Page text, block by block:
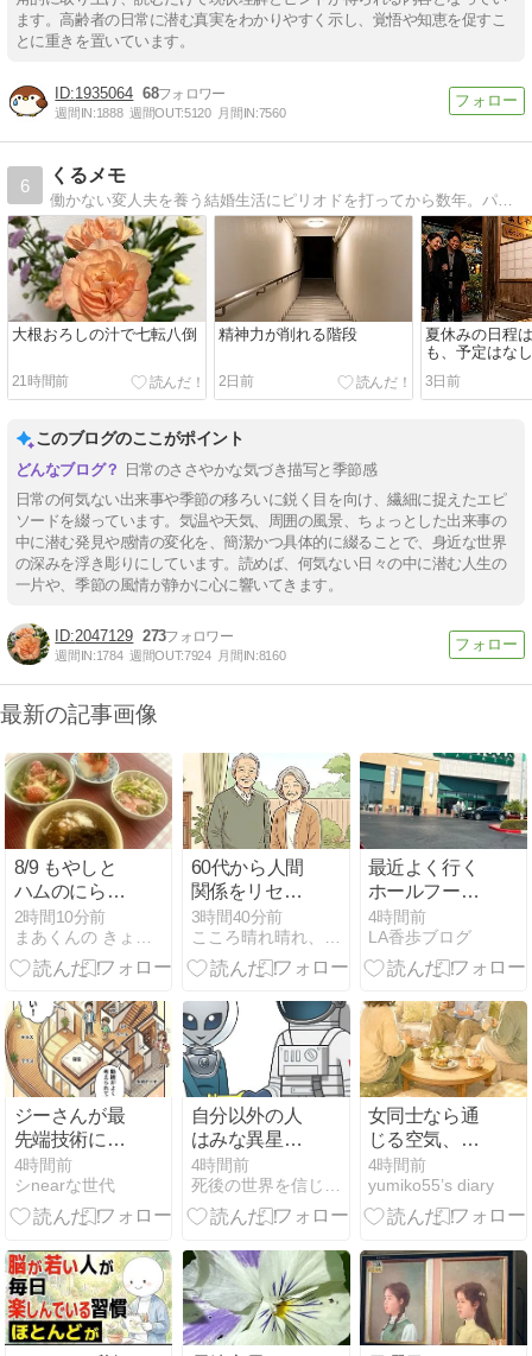
ます。高齢者の日常に潜む真実をわかりやすく示し、覚悟や知恵を促すこ
とに重きを置いています。
1935064 68
週間IN:1888 週間OUT:5120 月間IN:7560
6
くるメモ
働かない変人夫を養う結婚生活にピリオドを打ってから数年。パートと在宅の仕事でなんとか生計を立てています。旧『離活のためのアラフィフ貯金日記』→『ぼっちシニアの幸せ探し貯金日記』→当ブログへと変遷しています。
大根おろしの汁で七転八倒
21時間前
精神力が削れる階段
2日前
夏休みの日程
も、予定はなし
3日前
このブログのここがポイント
日常のささやかな気づき描写と季節感
日常の何気ない出来事や季節の移ろいに鋭く目を向け、繊細に捉えたエピ
ソードを綴っています。気温や天気、周囲の風景、ちょっとした出来事の
中に潜む発見や感情の変化を、簡潔かつ具体的に綴ることで、身近な世界
の深みを浮き彫りにしています。読めば、何気ない日々の中に潜む人生の
一片や、季節の風情が静かに心に響いてきます。
2047129 273
週間IN:1784 週間OUT:7924 月間IN:8160
最新の記事画像
8/9 もやしと
ハムのにらポ
ン酢あえ
2時間10分前
60代から人間
関係をリセッ
ト！人生が好
転する5つの
習慣
3時間40分前
最近よく行く
ホールフーズ
と梅ちゃん
4時間前
LA香歩ブログ
ジーさんが最
先端技術にハ
マり、ドジャ
ースにぼやく
日曜日の話
4時間前
シnearな世代
自分以外の人
はみな異星人
だと思って理
解に努める
4時間前
女同士なら通
じる空気、主
人には通じな
い――気づい
た会話の視点
4時間前
yumiko55’s diary